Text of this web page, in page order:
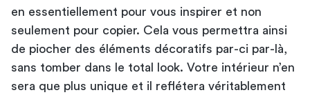
en essentiellement pour vous inspirer et non
seulement pour copier. Cela vous permettra ainsi
de piocher des éléments décoratifs par-ci par-là,
sans tomber dans le total look. Votre intérieur n’en
sera que plus unique et il reflétera véritablement